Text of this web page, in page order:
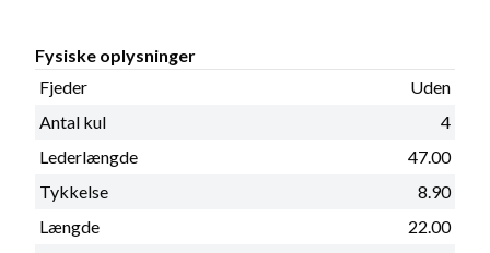
Fysiske oplysninger
Fjeder
Uden
Antal kul
4
Lederlængde
47.00
Tykkelse
8.90
Længde
22.00